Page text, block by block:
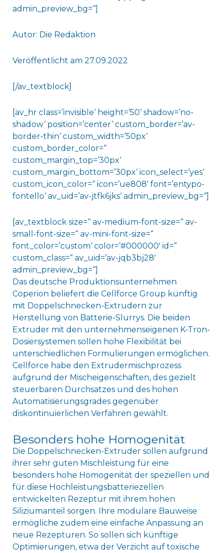
admin_preview_bg=“]
Autor: Die Redaktion
Veröffentlicht am 27.09.2022
[/av_textblock]
[av_hr class=’invisible‘ height=’50‘ shadow=’no-
shadow‘ position=’center‘ custom_border=’av-
border-thin‘ custom_width=’50px‘
custom_border_color=“
custom_margin_top=’30px‘
custom_margin_bottom=’30px‘ icon_select=’yes‘
custom_icon_color=“ icon=’ue808′ font=’entypo-
fontello‘ av_uid=’av-jtfk6jks‘ admin_preview_bg=“]
[av_textblock size=“ av-medium-font-size=“ av-
small-font-size=“ av-mini-font-size=“
font_color=’custom‘ color=’#000000′ id=“
custom_class=“ av_uid=’av-jqb3bj28′
admin_preview_bg=“]
Das deutsche Produktionsunternehmen
Coperion beliefert die Cellforce Group künftig
mit Doppelschnecken-Extrudern zur
Herstellung von Batterie-Slurrys. Die beiden
Extruder mit den unternehmenseigenen K-Tron-
Dosiersystemen sollen hohe Flexibilität bei
unterschiedlichen Formulierungen ermöglichen.
Cellforce habe den Extrudermischprozess
aufgrund der Mischeigenschaften, des gezielt
steuerbaren Durchsatzes und des hohen
Automatisierungsgrades gegenüber
diskontinuierlichen Verfahren gewählt.
Besonders hohe Homogenität
Die Doppelschnecken-Extruder sollen aufgrund
ihrer sehr guten Mischleistung für eine
besonders hohe Homogenität der speziellen und
für diese Hochleistungsbatteriezellen
entwickelten Rezeptur mit ihrem hohen
Siliziumanteil sorgen. Ihre modulare Bauweise
ermögliche zudem eine einfache Anpassung an
neue Rezepturen. So sollen sich künftige
Optimierungen, etwa der Verzicht auf toxische